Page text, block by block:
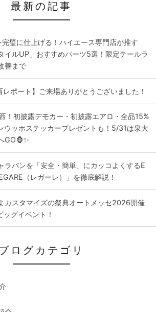
最新の記事
璧に仕上げる！ハイエース専門店が推す
イルUP」おすすめパーツ5選！限定テールラ
善まで
レポート】ご来場ありがとうございました！
！初披露デモカー・初披露エアロ・全品15%
ウッホステッカープレゼントも！5/31は泉大
GO🦍✨
ラバンを「安全・簡単」にカッコよくするE
（レガーレ）」を徹底解説！
カスタマイズの祭典オートメッセ2026開催
グイベント！
ログカテゴリ